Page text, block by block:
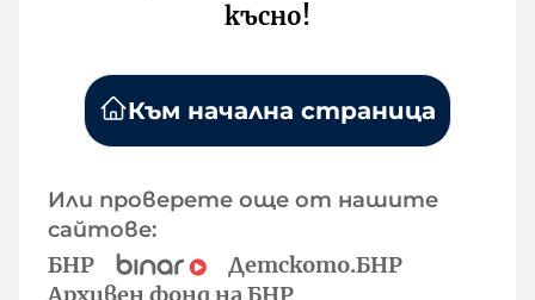
късно!
Към начална страница
Или проверете още от нашите
сайтове:
БНР
Детското.БНР